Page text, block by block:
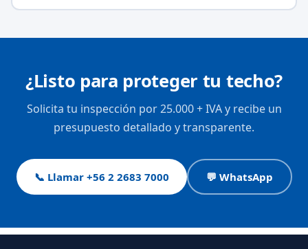
¿Listo para proteger tu techo?
Solicita tu inspección por 25.000 + IVA y recibe un
presupuesto detallado y transparente.
📞 Llamar +56 2 2683 7000 💬 WhatsApp